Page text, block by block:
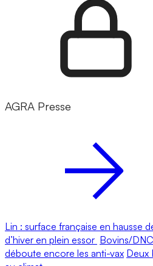
AGRA Presse
Lin : surface française en hausse
d’hiver en plein essor Bovins/
déboute encore les anti-vax Deux